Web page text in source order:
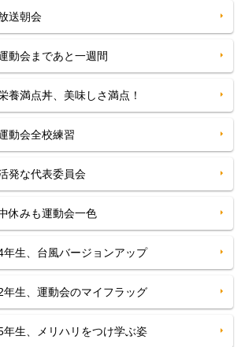
送朝会
動会まであと一週間
養満点丼、美味しさ満点！
動会全校練習
発な代表委員会
休みも運動会一色
生、台風バージョンアップ
生、運動会のマイフラッグ
生、メリハリをつけ学ぶ姿